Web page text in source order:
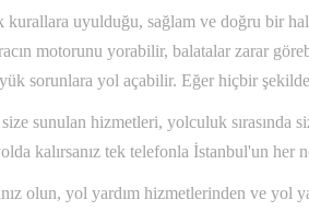
kurallara uyulduğu, sağlam ve doğru bir
motorunu yorabilir, balatalar zarar
sorunlara yol açabilir. Eğer hiçbir
sunulan hizmetleri, yolculuk
kalırsanız tek telefonla İstanbul'un her
olun, yol yardım hizmetlerinden ve